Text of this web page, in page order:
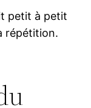
petit à petit
répétition.